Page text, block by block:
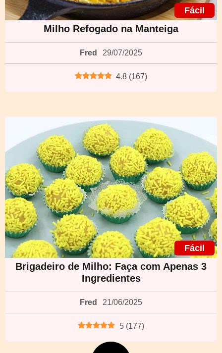
Fácil
Milho Refogado na Manteiga
Fred 29/07/2025
4.8 (167)
Fácil
Brigadeiro de Milho: Faça com Apenas 3
Ingredientes
Fred 21/06/2025
5 (177)